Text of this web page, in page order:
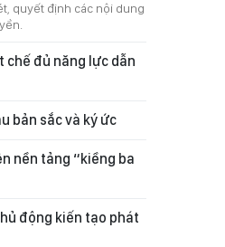
quyết định các nội dung
chế đủ năng lực dẫn
bản sắc và ký ức
nền tảng “kiềng ba
động kiến tạo phát